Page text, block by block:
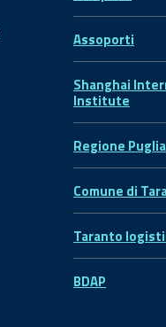
Assoporti
Shanghai
Institute
Regione Puglia
Comune di
Taranto
BDAP